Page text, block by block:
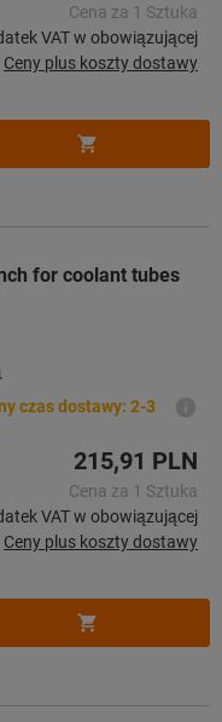
Cena za 1 Sztuka
VAT w obowiązującej
Ceny plus koszty dostawy
for coolant tubes
czas dostawy: 2-3
215,91 PLN
Cena za 1 Sztuka
VAT w obowiązującej
Ceny plus koszty dostawy